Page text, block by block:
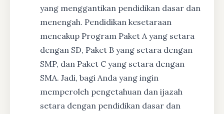
yang menggantikan pendidikan dasar dan
menengah. Pendidikan kesetaraan
mencakup Program Paket A yang setara
dengan SD, Paket B yang setara dengan
SMP, dan Paket C yang setara dengan
SMA. Jadi, bagi Anda yang ingin
memperoleh pengetahuan dan ijazah
setara dengan pendidikan dasar dan